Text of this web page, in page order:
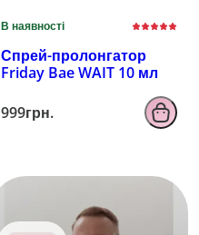
В наявності
Спрей-пролонгатор
Friday Bae WAIT 10 мл
999грн.